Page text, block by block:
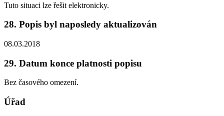
Tuto situaci lze řešit elektronicky.
28. Popis byl naposledy aktualizován
08.03.2018
29. Datum konce platnosti popisu
Bez časového omezení.
Úřad